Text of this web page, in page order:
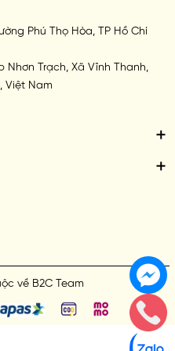
rạng rỡ
màng
Phú Thọ Hòa, TP Hồ Chí
Nhơn Trạch, Xã Vĩnh Thanh,
Việt Nam
về B2C Team